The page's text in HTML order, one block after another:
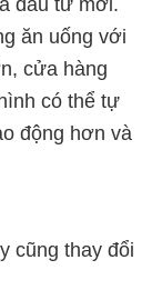
ăn uống với
cửa hàng
có thể tự
động hơn và
cũng thay đổi